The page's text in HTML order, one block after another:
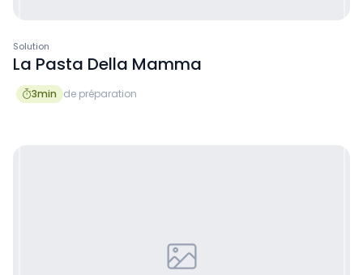
Solution
La Pasta Della Mamma
3min de préparation